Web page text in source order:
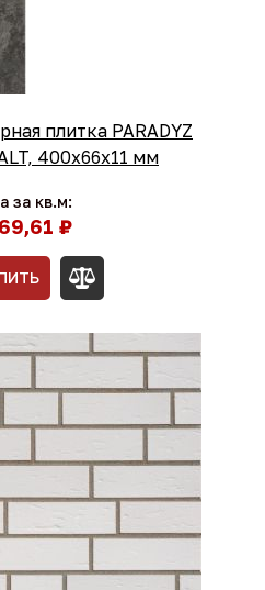
плитка PARADYZ
400х66х11 мм
за кв.м:
₽